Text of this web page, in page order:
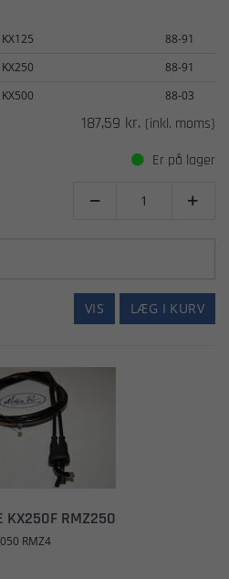
KX125
88-91
KX250
88-91
KX500 88-03
187,59 kr. (inkl. moms)
Er på lager
 
LÆG I KURV
VIS
KX250F RMZ250
RMZ4